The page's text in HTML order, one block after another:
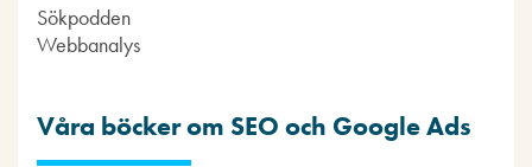
Sökpodden
Webbanalys
Våra böcker om SEO och Google Ads